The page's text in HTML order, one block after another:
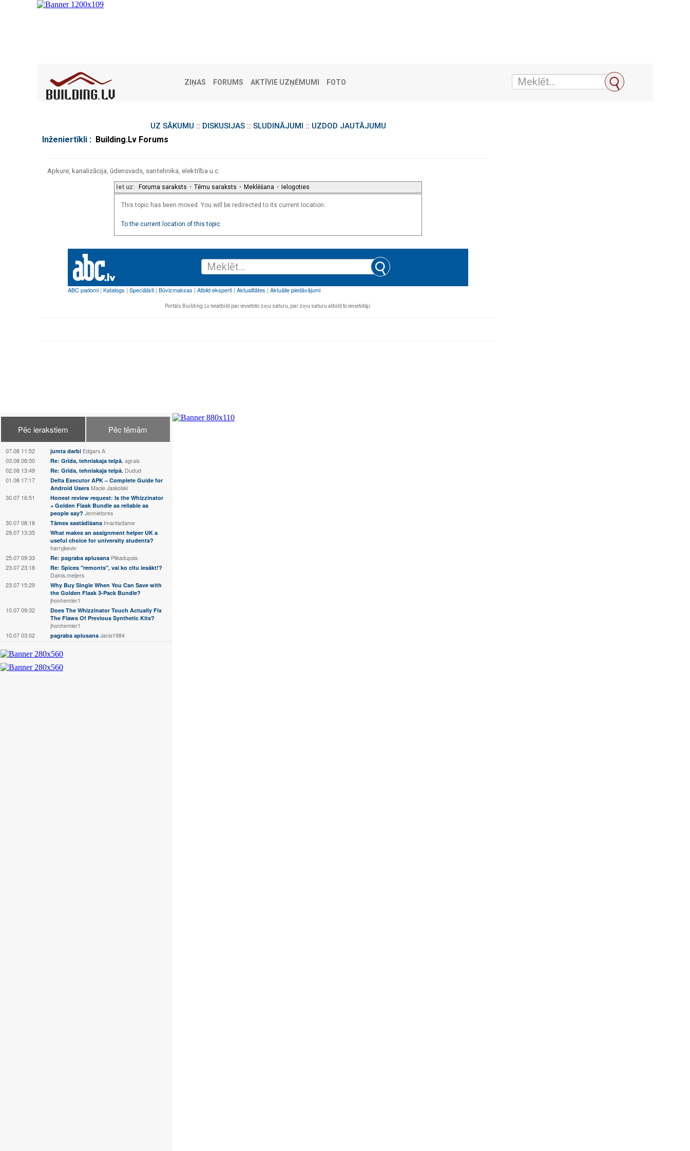
ZIŅAS FORUMS AKTĪVIE UZŅĒMUMI FOTO
UZ SĀKUMU :: DISKUSIJAS:: SLUDINĀJUMI :: UZDOD JAUTĀJUMU
Inženiertīkli : Building.Lv Forums
Apkure, kanalizācija, ūdensvads, santehnika, elektrība u.c.
Iet uz: Foruma saraksts • Tēmu saraksts • Meklēšana • Ielogoties
This topic has been moved. You will be redirected to its current location.
To the current location of this topic.
Portāls Building.Lv neatbild par ievietoto ziņu saturu, par ziņu saturu atbild to ievietotāji.
Pēc ierakstiem Pēc tēmām
07.08 11:52 jumta darbi Edgars А
03.08 08:50 Re: Grīda, tehniskaja telpā. agrais
02.08 13:49 Re: Grīda, tehniskaja telpā. Dudud
01.08 17:17
Delta Executor APK – Complete Guide for
Android Users Macie Jaskolski
30.07 16:51
Honest review request: Is the Whizzinator
+ Golden Flask Bundle as reliable as
people say? Jennietores
30.07 08:18 Tāmes sastādīšana Imantsctame
29.07 13:35
What makes an assignment helper UK a
useful choice for university students?
harryjkevin
25.07 09:33 Re: pagraba aplusana Plikadupsis
23.07 23:18
Re: Spices "remonts", vai ko citu iesākt!?
Dainis.meijers
23.07 15:29
Why Buy Single When You Can Save with
the Golden Flask 3-Pack Bundle?
jhonhemler1
10.07 09:32
Does The Whizzinator Touch Actually Fix
The Flaws Of Previous Synthetic Kits?
jhonhemler1
10.07 03:02 pagraba aplusana Janis1984